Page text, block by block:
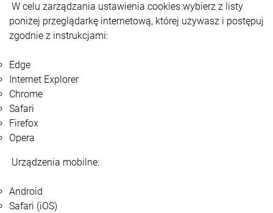
W celu zarządzania ustawienia cookies wybierz z listy
poniżej przeglądarkę internetową, której używasz i postępuj
zgodnie z instrukcjami:
Edge
Internet Explorer
Chrome
Safari
Firefox
Opera
Urządzenia mobilne:
Android
Safari (iOS)